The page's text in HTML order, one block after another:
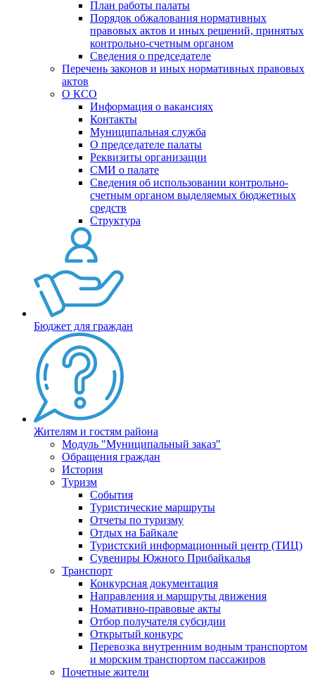
План работы палаты
Порядок обжалования нормативных
правовых актов и иных решений, принятых
контрольно-счетным органом
Сведения о председателе
Перечень законов и иных нормативных правовых
актов
О КСО
Информация о вакансиях
Контакты
Муниципальная служба
О председателе палаты
Реквизиты организации
СМИ о палате
Сведения об использовании контрольно-
счетным органом выделяемых бюджетных
средств
Структура
Бюджет для граждан
Жителям и гостям района
Модуль "Муниципальный заказ"
Обращения граждан
История
Туризм
События
Туристические маршруты
Отчеты по туризму
Отдых на Байкале
Туристский информационный центр (ТИЦ)
Сувениры Южного Прибайкалья
Транспорт
Конкурсная документация
Направления и маршруты движения
Номативно-правовые акты
Отбор получателя субсидии
Открытый конкурс
Перевозка внутренним водным транспортом
и морским транспортом пассажиров
Почетные жители